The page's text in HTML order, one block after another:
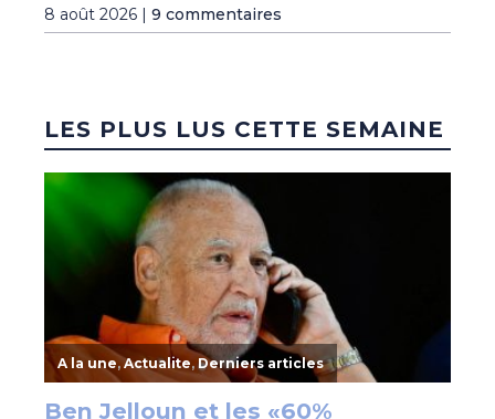
8 août 2026 | 9 commentaires
LES PLUS LUS CETTE SEMAINE